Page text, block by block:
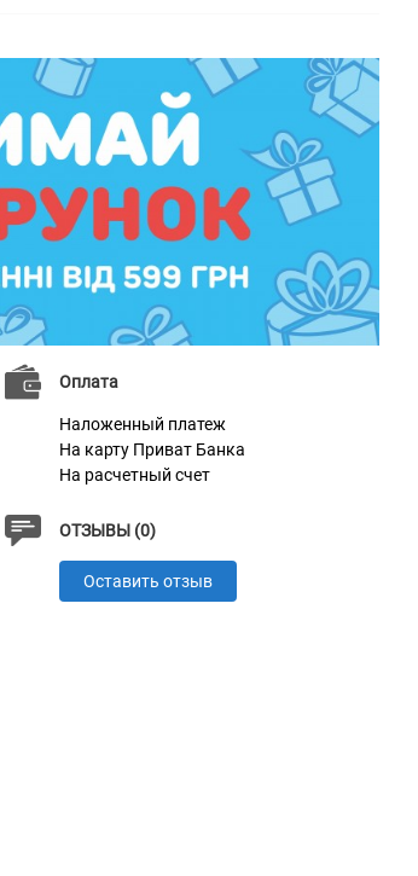
Оплата
Наложенный платеж
На карту Приват Банка
На расчетный счет
ОТЗЫВЫ (0)
Оставить отзыв